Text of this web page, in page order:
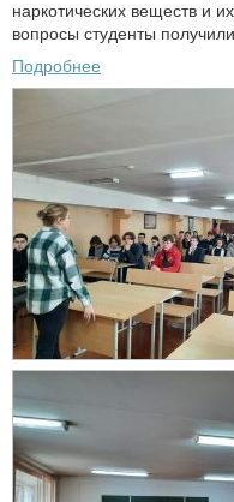
наркотических веществ и
вопросы студенты
Подробнее